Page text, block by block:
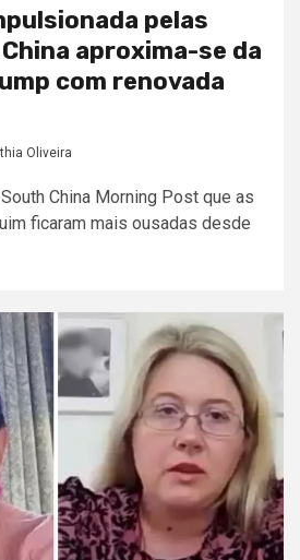
pelas
aproxima-se da
com renovada
Oliveira
China Morning Post que as
ficaram mais ousadas desde